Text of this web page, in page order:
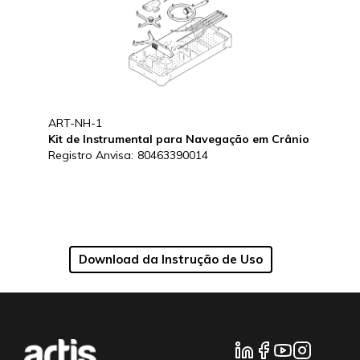
ART-NH-1
Kit de Instrumental para Navegação em Crânio
Registro Anvisa: 80463390014
Download da Instrução de Uso